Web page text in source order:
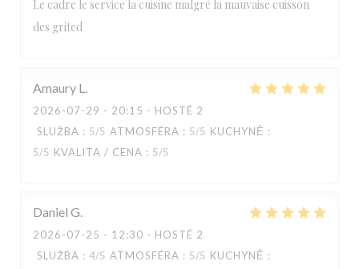
Le cadre le service la cuisine malgré la mauvaise cuisson
des grited
Amaury L
2026-07-29 - 20:15 - HOSTÉ 2
SLUŽBA : 5/5 ATMOSFÉRA : 5/5 KUCHYNĚ :
5/5 KVALITA / CENA : 5/5
Daniel G
2026-07-25 - 12:30 - HOSTÉ 2
SLUŽBA : 4/5 ATMOSFÉRA : 5/5 KUCHYNĚ :